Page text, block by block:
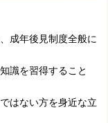
成年後見制度全般に
識を習得すること
はない方を身近な立